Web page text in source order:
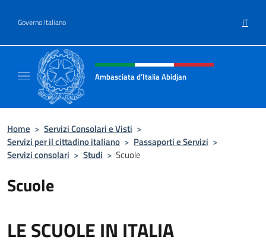
Governo Italiano IT
Intestazione sito, social e menù
Ambasciata d’Italia Abidjan
Home > Servizi Consolari e Visti >
Servizi per il cittadino italiano > Passaporti e Servizi >
Servizi consolari > Studi > Scuole
Scuole
LE SCUOLE IN ITALIA